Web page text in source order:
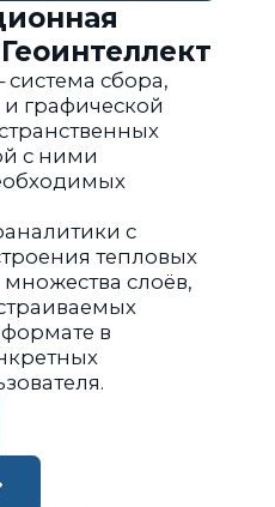
система сбора,
графической
с ними
с
тепловых
слоёв,
в